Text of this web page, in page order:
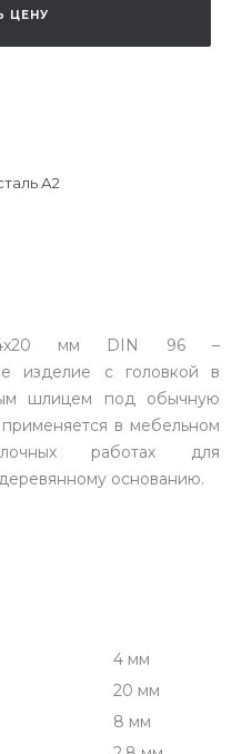
ЦЕНУ
А2
4х20 мм DIN 96 –
изделие с головкой в
шлицем под обычную
в мебельном
работах для
основанию.
4 мм
20 мм
8 мм